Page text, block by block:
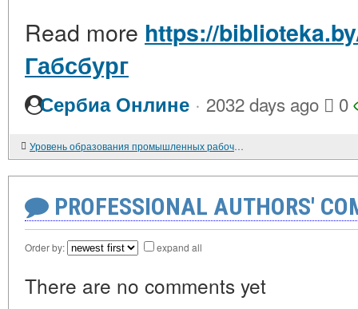
Read more https://
Габсбург
Сербиа Онлине · 2032 days ago 0
Уровень образования промышленных рабочих России и СССР в 1900-1941 гг.
PROFESSIONAL AUTHORS'
Order by: expand all
There are no comments yet